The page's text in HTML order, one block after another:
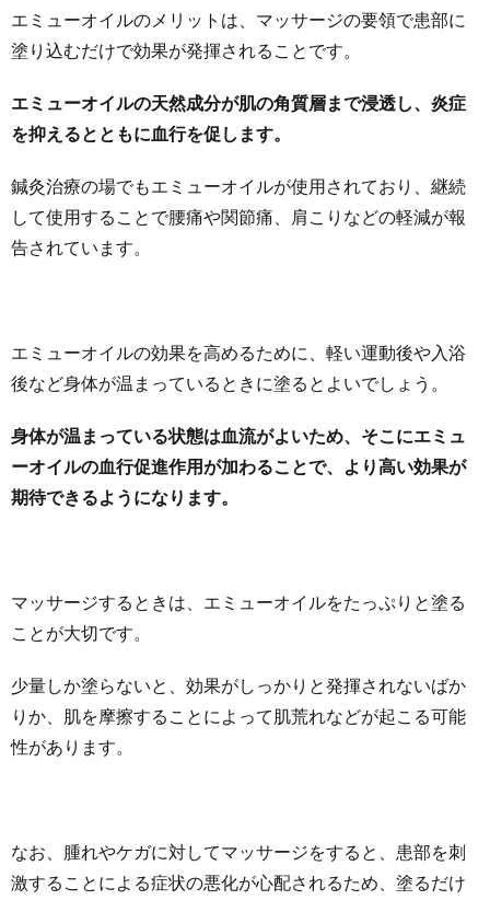
エミューオイルのメリットは、マッサージの要領で患部に
塗り込むだけで効果が発揮されることです。
エミューオイルの天然成分が肌の角質層まで浸透し、炎症
を抑えるとともに血行を促します。
鍼灸治療の場でもエミューオイルが使用されており、継続
して使用することで腰痛や関節痛、肩こりなどの軽減が報
告されています。
エミューオイルの効果を高めるために、軽い運動後や入浴
後など身体が温まっているときに塗るとよいでしょう。
身体が温まっている状態は血流がよいため、そこにエミュ
ーオイルの血行促進作用が加わることで、より高い効果が
期待できるようになります。
マッサージするときは、エミューオイルをたっぷりと塗る
ことが大切です。
少量しか塗らないと、効果がしっかりと発揮されないばか
りか、肌を摩擦することによって肌荒れなどが起こる可能
性があります。
なお、腫れやケガに対してマッサージをすると、患部を刺
激することによる症状の悪化が心配されるため、塗るだけ